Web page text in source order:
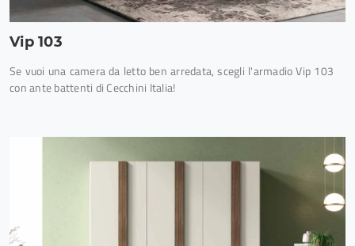
Vip 103
Se vuoi una camera da letto ben arredata, scegli l'armadio Vip 103
con ante battenti di Cecchini Italia!